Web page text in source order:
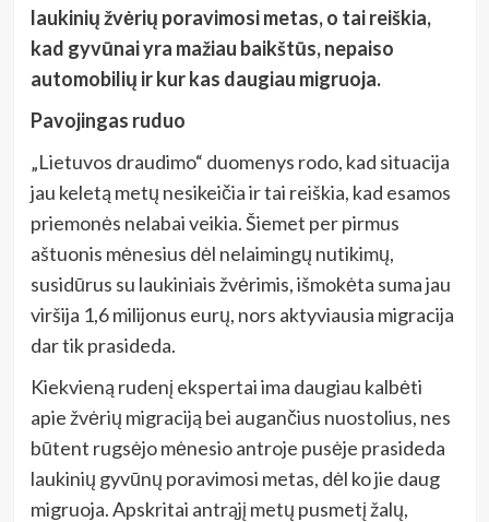
laukinių žvėrių poravimosi metas, o tai reiškia,
kad gyvūnai yra mažiau baikštūs, nepaiso
automobilių ir kur kas daugiau migruoja.
Pavojingas ruduo
„Lietuvos draudimo“ duomenys rodo, kad situacija
jau keletą metų nesikeičia ir tai reiškia, kad esamos
priemonės nelabai veikia. Šiemet per pirmus
aštuonis mėnesius dėl nelaimingų nutikimų,
susidūrus su laukiniais žvėrimis, išmokėta suma jau
viršija 1,6 milijonus eurų, nors aktyviausia migracija
dar tik prasideda.
Kiekvieną rudenį ekspertai ima daugiau kalbėti
apie žvėrių migraciją bei augančius nuostolius, nes
būtent rugsėjo mėnesio antroje pusėje prasideda
laukinių gyvūnų poravimosi metas, dėl ko jie daug
migruoja. Apskritai antrąjį metų pusmetį žalų,